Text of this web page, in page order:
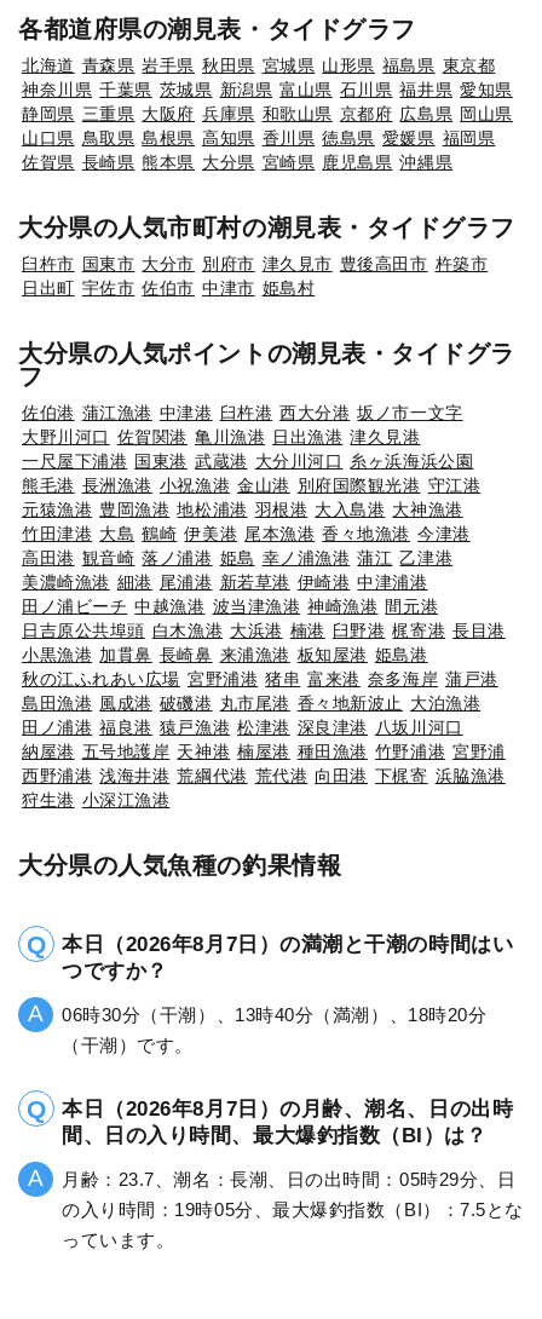
各都道府県の潮見表・タイドグラフ
北海道 青森県 岩手県 秋田県 宮城県 山形県 福島県 東京都
神奈川県 千葉県 茨城県 新潟県 富山県 石川県 福井県 愛知県
静岡県 三重県 大阪府 兵庫県 和歌山県 京都府 広島県 岡山県
山口県 鳥取県 島根県 高知県 香川県 徳島県 愛媛県 福岡県
佐賀県 長崎県 熊本県 大分県 宮崎県 鹿児島県 沖縄県
大分県の人気市町村の潮見表・タイドグラフ
臼杵市 国東市 大分市 別府市 津久見市 豊後高田市 杵築市
日出町 宇佐市 佐伯市 中津市 姫島村
大分県の人気ポイントの潮見表・タイドグラ
フ
佐伯港 蒲江漁港 中津港 臼杵港 西大分港 坂ノ市一文字
大野川河口 佐賀関港 亀川漁港 日出漁港 津久見港
一尺屋下浦港 国東港 武蔵港 大分川河口 糸ヶ浜海浜公園
熊毛港 長洲漁港 小祝漁港 金山港 別府国際観光港 守江港
元猿漁港 豊岡漁港 地松浦港 羽根港 大入島港 大神漁港
竹田津港 大島 鶴崎 伊美港 尾本漁港 香々地漁港 今津港
高田港 観音崎 落ノ浦港 姫島 幸ノ浦漁港 蒲江 乙津港
美濃崎漁港 細港 尾浦港 新若草港 伊崎港 中津浦港
田ノ浦ビーチ 中越漁港 波当津漁港 神崎漁港 間元港
日吉原公共埠頭 白木漁港 大浜港 楠港 臼野港 梶寄港 長目港
小黒漁港 加貫鼻 長崎鼻 来浦漁港 板知屋港 姫島港
秋の江ふれあい広場 宮野浦港 猪串 富来港 奈多海岸 蒲戸港
島田漁港 風成港 破磯港 丸市尾港 香々地新波止
大泊漁港
田ノ浦港 福良港 猿戸漁港 松津港 深良津港 八坂川河口
納屋港 五号地護岸 天神港 楠屋港 種田漁港 竹野浦港 宮野浦
西野浦港 浅海井港 荒綱代港 荒代港 向田港 下梶寄 浜脇漁港
狩生港 小深江漁港
大分県の人気魚種の釣果情報
本日（2026年8月7日）の満潮と干潮の時間はい
つですか？
06時30分（干潮）、13時40分（満潮）、18時20分
（干潮）です。
本日（2026年8月7日）の月齢、潮名、日の出時
間、日の入り時間、最大爆釣指数（BI）は？
月齢：23.7、潮名：長潮、日の出時間：05時29分、日
の入り時間：19時05分、最大爆釣指数（BI）：7.5とな
っています。